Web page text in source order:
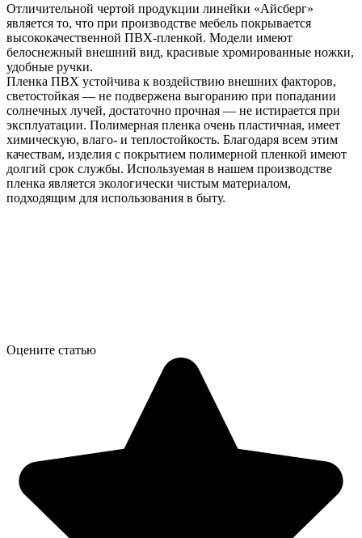
Отличительной чертой продукции линейки «Айсберг»
является то, что при производстве мебель покрывается
высококачественной ПВХ-пленкой. Модели имеют
белоснежный внешний вид, красивые хромированные ножки,
удобные ручки.
Пленка ПВХ устойчива к воздействию внешних факторов,
светостойкая — не подвержена выгоранию при попадании
солнечных лучей, достаточно прочная — не истирается при
эксплуатации. Полимерная пленка очень пластичная, имеет
химическую, влаго- и теплостойкость. Благодаря всем этим
качествам, изделия с покрытием полимерной пленкой имеют
долгий срок службы. Используемая в нашем производстве
пленка является экологически чистым материалом,
подходящим для использования в быту.
Оцените статью